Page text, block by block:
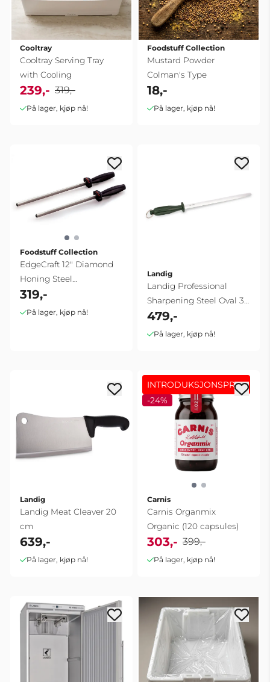
Cooltray
Cooltray Serving Tray
with Cooling
239,- 319,-
På lager, kjøp nå!
Foodstuff Collection
Mustard Powder
Colman's Type
18,-
På lager, kjøp nå!
Foodstuff Collection
EdgeCraft 12" Diamond
Honing Steel
(Chef'sChoice)
319,-
På lager, kjøp nå!
Landig
Landig Professional
Sharpening Steel Oval 30
cm
479,-
På lager, kjøp nå!
Landig
Landig Meat Cleaver 20
cm
639,-
På lager, kjøp nå!
INTRODUKSJONSPRIS!
-24%
Carnis
Carnis Organmix
Organic (120 capsules)
303,- 399,-
På lager, kjøp nå!